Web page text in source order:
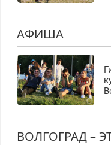
АФИША
ВОЛГОГРАД –